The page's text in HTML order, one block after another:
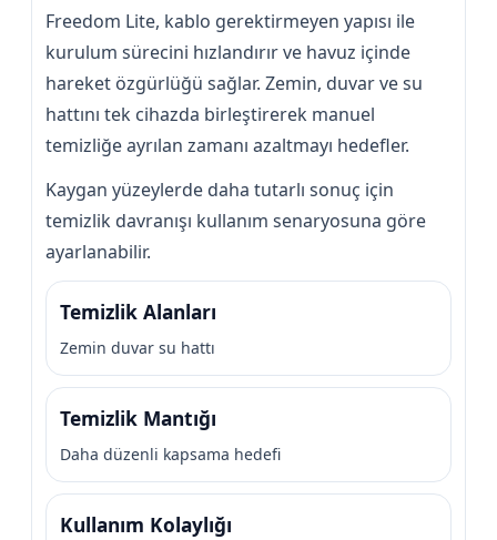
Kartuş Filtreler
Yangın Pompası
Freedom Lite, kablo gerektirmeyen yapısı ile
kurulum sürecini hızlandırır ve havuz içinde
hareket özgürlüğü sağlar. Zemin, duvar ve su
hattını tek cihazda birleştirerek manuel
temizliğe ayrılan zamanı azaltmayı hedefler.
Kaygan yüzeylerde daha tutarlı sonuç için
temizlik davranışı kullanım senaryosuna göre
ayarlanabilir.
Temizlik Alanları
Zemin duvar su hattı
Temizlik Mantığı
Daha düzenli kapsama hedefi
Kullanım Kolaylığı